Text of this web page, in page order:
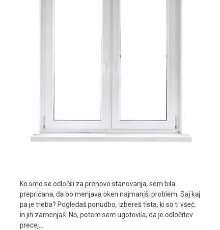
Ko smo se odločili za prenovo stanovanja, sem bila
prepričana, da bo menjava oken najmanjši problem. Saj kaj
pa je treba? Pogledaš ponudbo, izbereš tista, ki so ti všeč,
in jih zamenjaš. No, potem sem ugotovila, da je odločitev
precej…